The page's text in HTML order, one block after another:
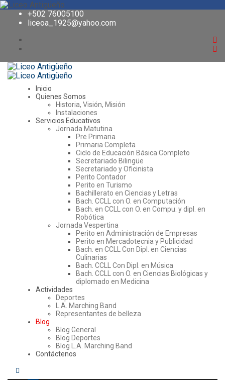
+502 76005100
liceoa_1925@yahoo.com
Inicio
Quienes Somos
Historia, Visión, Misión
Instalaciones
Servicios Educativos
Jornada Matutina
Pre Primaria
Primaria Completa
Ciclo de Educación Básica Completo
Secretariado Bilingüe
Secretariado y Oficinista
Perito Contador
Perito en Turismo
Bachillerato en Ciencias y Letras
Bach. CCLL con O. en Computación
Bach. en CCLL con O. en Compu. y dipl. en
Robótica
Jornada Vespertina
Perito en Administración de Empresas
Perito en Mercadotecnia y Publicidad
Bach. en CCLL Con Dipl. en Ciencias
Culinarias
Bach. CCLL Con Dipl. en Música
Bach. CCLL con O. en Ciencias Biológicas y
diplomado en Medicina
Actividades
Deportes
L.A. Marching Band
Representantes de belleza
Blog
Blog General
Blog Deportes
Blog L.A. Marching Band
Contáctenos